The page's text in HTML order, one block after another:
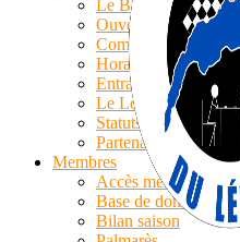
Le Bureau
Ouverture
Compte-rendu AG
Horaires/Cotisations
Entrainements
Le Logo
Statuts
Partenaires
Membres
Accès membres
Base de données
Bilan saison